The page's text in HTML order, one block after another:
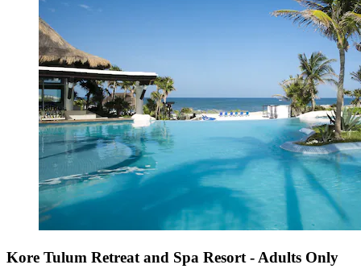
Kore Tulum Retreat and Spa Resort - Adults Only